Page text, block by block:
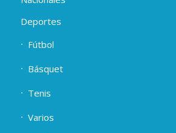
Deportes
Fútbol
Básquet
Tenis
Varios